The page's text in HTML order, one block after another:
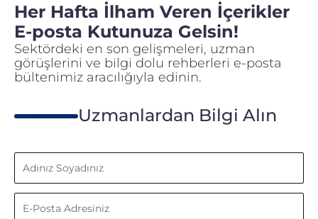
Her Hafta İlham Veren İçerikler
E-posta Kutunuza Gelsin!
Sektördeki en son gelişmeleri, uzman
görüşlerini ve bilgi dolu rehberleri e-posta
bültenimiz aracılığıyla edinin.
Uzmanlardan Bilgi Alın
Adınız
Soyadınız
E-